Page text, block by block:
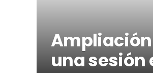
una sesión